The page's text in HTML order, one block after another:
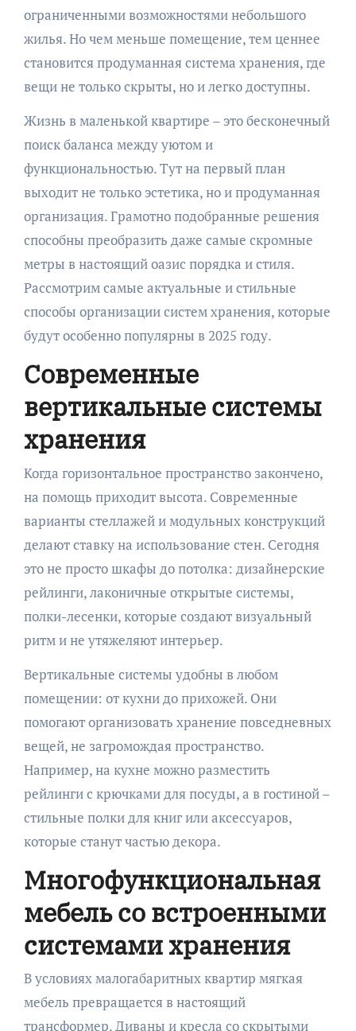
ограниченными возможностями небольшого
жилья. Но чем меньше помещение, тем ценнее
становится продуманная система хранения, где
вещи не только скрыты, но и легко доступны.
Жизнь в маленькой квартире – это бесконечный
поиск баланса между уютом и
функциональностью. Тут на первый план
выходит не только эстетика, но и продуманная
организация. Грамотно подобранные решения
способны преобразить даже самые скромные
метры в настоящий оазис порядка и стиля.
Рассмотрим самые актуальные и стильные
способы организации систем хранения, которые
будут особенно популярны в 2025 году.
Современные
вертикальные системы
хранения
Когда горизонтальное пространство закончено,
на помощь приходит высота. Современные
варианты стеллажей и модульных конструкций
делают ставку на использование стен. Сегодня
это не просто шкафы до потолка: дизайнерские
рейлинги, лаконичные открытые системы,
полки-лесенки, которые создают визуальный
ритм и не утяжеляют интерьер.
Вертикальные системы удобны в любом
помещении: от кухни до прихожей. Они
помогают организовать хранение повседневных
вещей, не загромождая пространство.
Например, на кухне можно разместить
рейлинги с крючками для посуды, а в гостиной –
стильные полки для книг или аксессуаров,
которые станут частью декора.
Многофункциональная
мебель со встроенными
системами хранения
В условиях малогабаритных квартир мягкая
мебель превращается в настоящий
трансформер. Диваны и кресла со скрытыми